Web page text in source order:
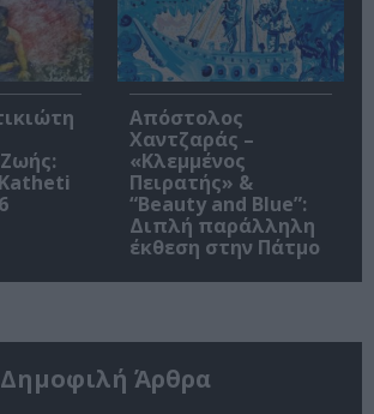
Απόστολος
Χαντζαράς –
«Κλεμμένος
Πειρατής» &
“Beauty and Blue”:
Διπλή παράλληλη
έκθεση στην Πάτμο
Δημοφιλή Άρθρα